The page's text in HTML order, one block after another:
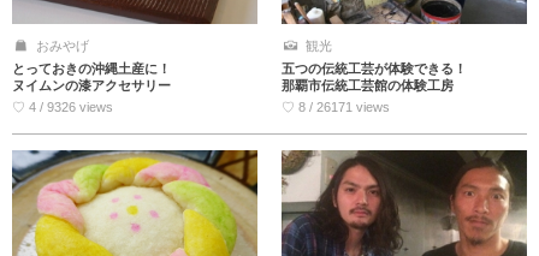
おみやげ
とっておきの沖縄土産に！
ヌイムンの漆アクセサリー
♡ 4 / 9326 views
観光
五つの伝統工芸が体験できる！
那覇市伝統工芸館の体験工房
♡ 8 / 26171 views